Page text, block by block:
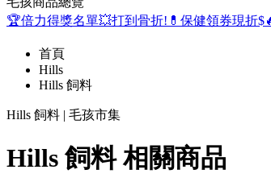
🏆倍力得獎名單💥打到骨折! 💊保健領券現折$
首頁
Hills
Hills 飼料
Hills 飼料 | 毛孩市集
Hills 飼料 相關商品